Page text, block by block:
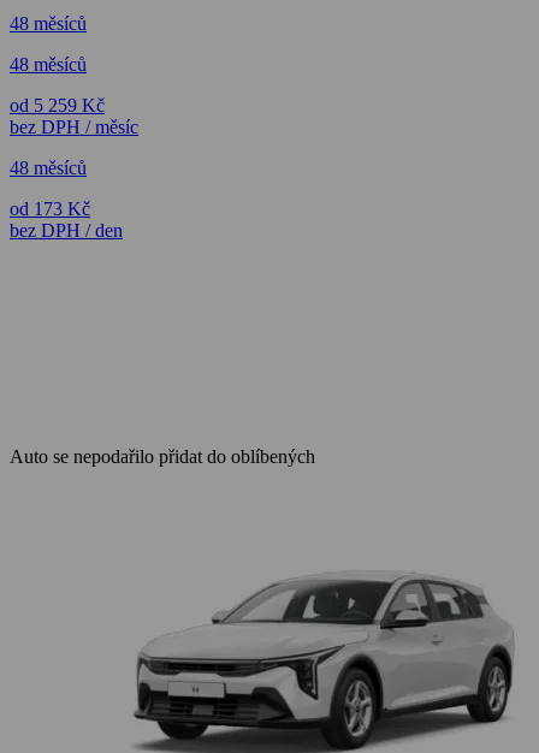
48 měsíců
48 měsíců
od 5 259 Kč
bez DPH / měsíc
48 měsíců
od 173 Kč
bez DPH / den
Auto se nepodařilo přidat do oblíbených